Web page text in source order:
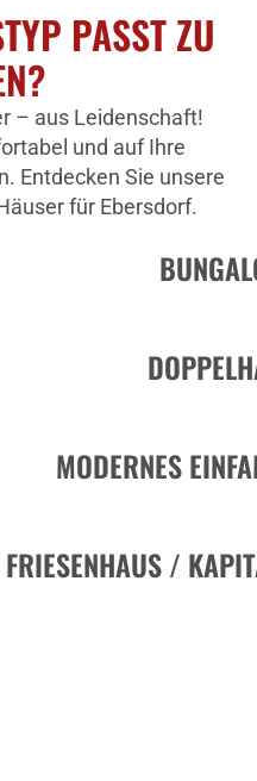
PASST ZU
– aus Leidenschaft!
und auf Ihre
Entdecken Sie unsere
für Ebersdorf.
MODERNES
FRIESENHAUS /